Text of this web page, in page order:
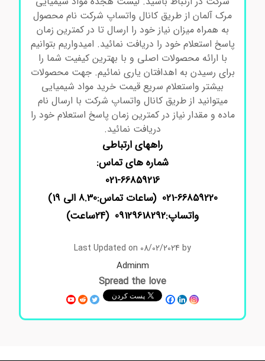
مرک آلمان از طریق کانال واتساپ شرکت نام محصول
به همراه میزان نیاز خود را ارسال تا در کمترین زمان
پاسخ استعلام خود را دریافت نمائید. امیدواریم بتوانیم
با ارائه محصولات اصلی و با بهترین کیفیت شما را
برای رسیدن به اهدافتان یاری نمائیم. جهت محصولات
بیشتر واستعلام سریع قیمت خرید مواد شیمیایی
میتوانید از طریق کانال واتساپ شرکت با ارسال نام
ماده و مقدار نیاز در کمترین زمان پاسخ استعلام خود را
دریافت نمائید.
راههای ارتباطی
شماره های تماس:
021-66859216
021-66859220 (ساعات تماس:8.30 الی 19)
واتساپ:09129618292 (24ساعت)
Last Updated on 08/02/2024 by
Adminm
Spread the love